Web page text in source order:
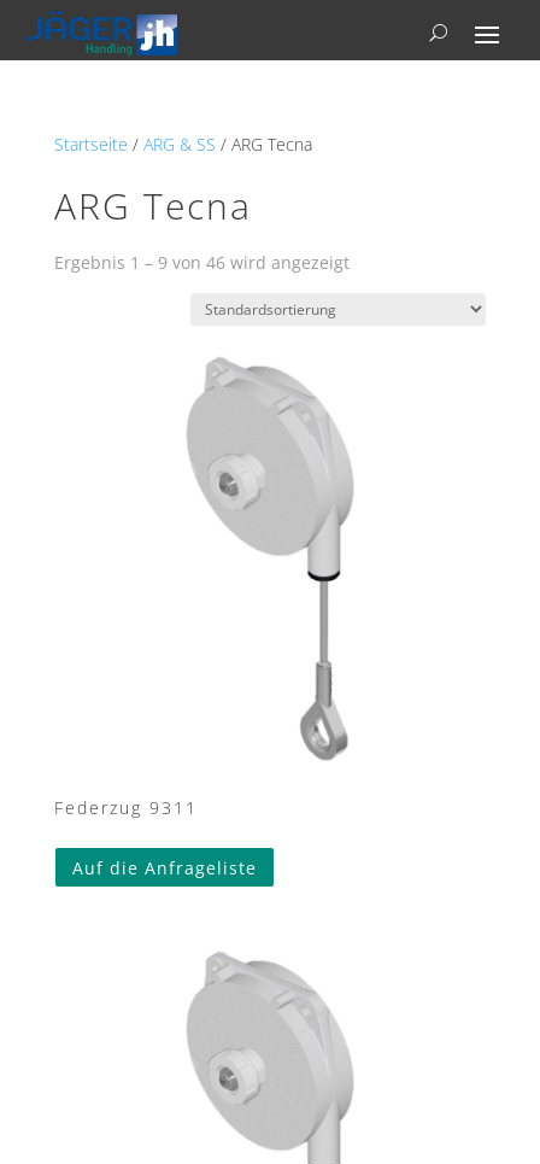
Startseite / ARG & SS / ARG Tecna
ARG Tecna
Ergebnis 1 – 9 von 46 wird angezeigt
Federzug 9311
Auf die Anfrageliste